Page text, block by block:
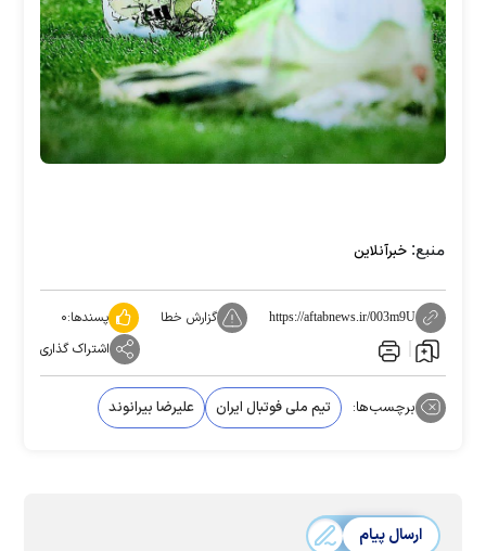
منبع: خبرآنلاین
https://aftabnews.ir/003m9U گزارش خطا پسندها:۰
اشتراک گذاری
برچسب‌ها: تیم ملی فوتبال ایران علیرضا بیرانوند
ارسال پیام